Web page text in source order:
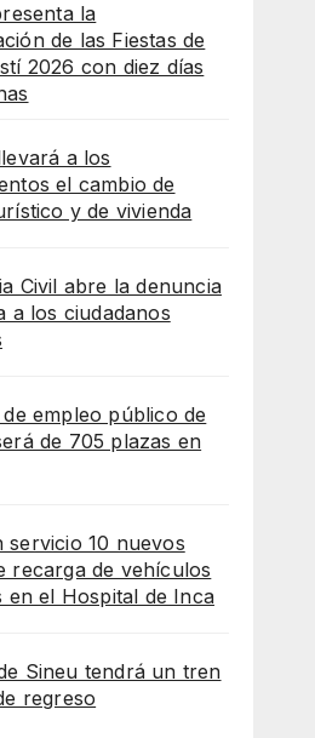
la
de las Fiestas de
2026 con diez días
a los
el cambio de
y de vivienda
Civil abre la denuncia
a los ciudadanos
empleo público de
de 705 plazas en
servicio 10 nuevos
recarga de vehículos
en el Hospital de Inca
Sineu tendrá un tren
regreso